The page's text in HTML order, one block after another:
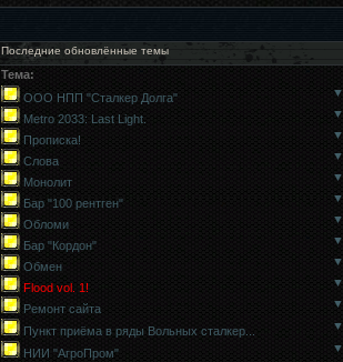
Последние обновлённые темы
Тема:
ООО НПП "Сталкер Долга"
▼
Metro 2033: Last Light.
▼
Прописка!
▼
Слова
▼
Монолит
▼
Бар "100 рентген"
▼
Обломи
▼
Бар "Кордон"
▼
Обмен
▼
Flood vol. 1!
▼
Ремонт сайта
▼
Пункт приёма в ряды Вольных сталкер... ▼
НИИ "АгроПром" ▼